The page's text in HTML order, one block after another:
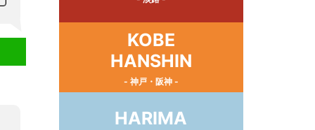
KOBE
HANSHIN
- 神戸・阪神 -
HARIMA